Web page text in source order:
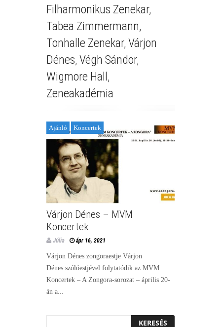
Filharmonikus Zenekar,
Tabea Zimmermann,
Tonhalle Zenekar, Várjon
Dénes, Végh Sándor,
Wigmore Hall ,
Zeneakadémia
Ajánló Koncertek
Várjon Dénes – MVM
Koncertek
Júlia ápr 16, 2021
Várjon Dénes zongoraestje Várjon
Dénes szólóestjével folytatódik az MVM
Koncertek – A Zongora-sorozat – április 20-
án a...